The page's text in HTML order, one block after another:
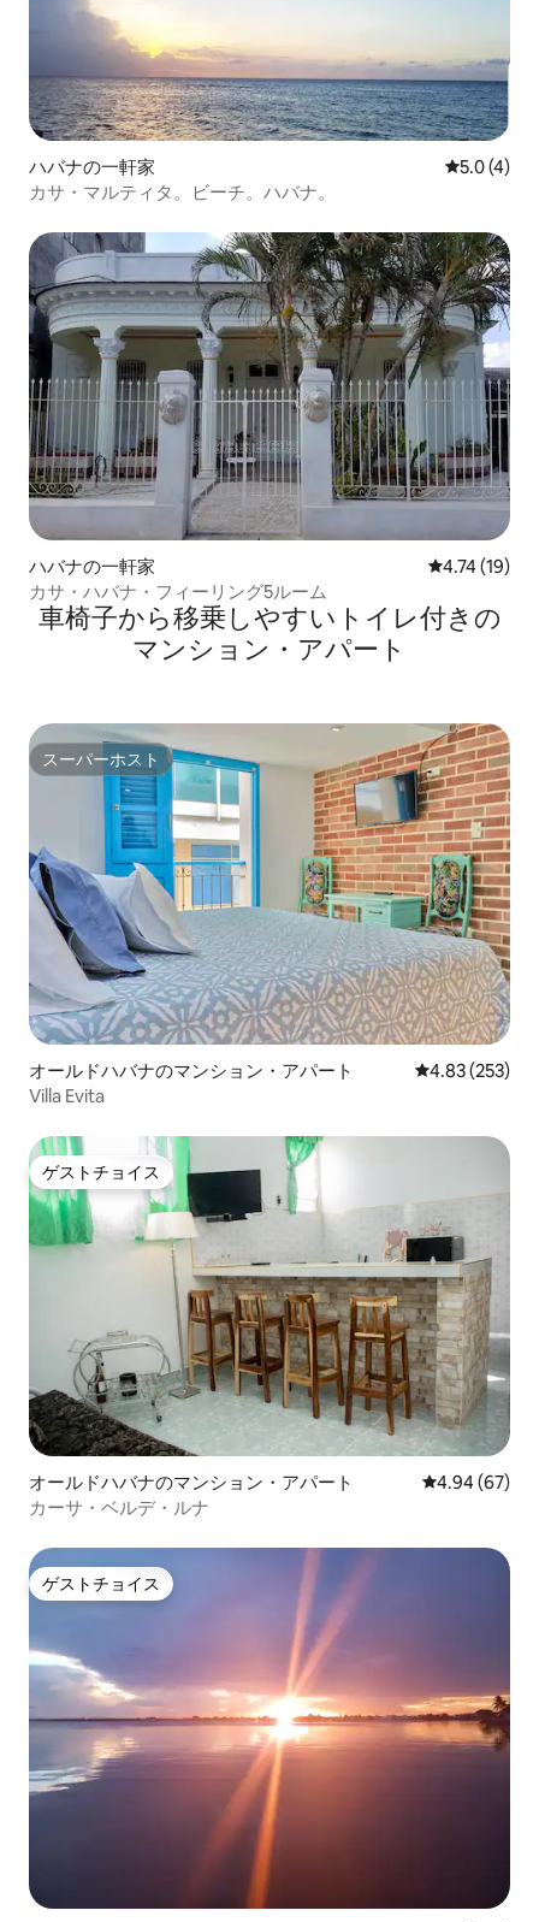
ハバナの一軒家 レビュー4
5.0 (4)
カサ・マルティタ。ビーチ。ハバナ。
ハバナの一軒家 レビュー19
4.74 (19)
カサ・ハバナ・フィーリング5ルーム
車椅子から移乗しやすいトイレ付きの
マンション・アパート
スーパーホスト
スーパーホスト
オールドハバナのマンション・アパート レビュー253
4.83 (253)
Villa Evita
ゲストチョイス
ゲストチョイス
オールドハバナのマンション・アパート レビュー67
4.94 (67)
カーサ・ベルデ・ルナ
ゲストチョイス
ゲストチョイス